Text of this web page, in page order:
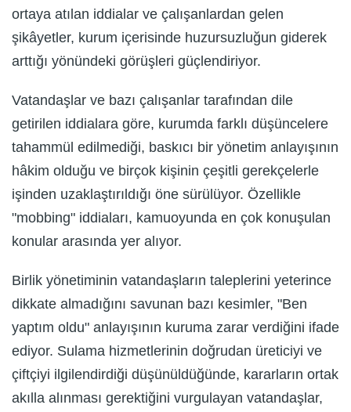
ortaya atılan iddialar ve çalışanlardan gelen
şikâyetler, kurum içerisinde huzursuzluğun giderek
arttığı yönündeki görüşleri güçlendiriyor.
Vatandaşlar ve bazı çalışanlar tarafından dile
getirilen iddialara göre, kurumda farklı düşüncelere
tahammül edilmediği, baskıcı bir yönetim anlayışının
hâkim olduğu ve birçok kişinin çeşitli gerekçelerle
işinden uzaklaştırıldığı öne sürülüyor. Özellikle
"mobbing" iddiaları, kamuoyunda en çok konuşulan
konular arasında yer alıyor.
Birlik yönetiminin vatandaşların taleplerini yeterince
dikkate almadığını savunan bazı kesimler, "Ben
yaptım oldu" anlayışının kuruma zarar verdiğini ifade
ediyor. Sulama hizmetlerinin doğrudan üreticiyi ve
çiftçiyi ilgilendirdiği düşünüldüğünde, kararların ortak
akılla alınması gerektiğini vurgulayan vatandaşlar,